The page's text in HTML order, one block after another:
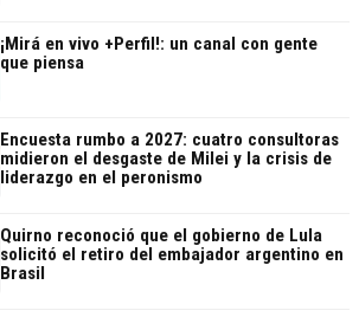
¡Mirá en vivo +Perfil!: un canal con gente
que piensa
Encuesta rumbo a 2027: cuatro consultoras
midieron el desgaste de Milei y la crisis de
liderazgo en el peronismo
Quirno reconoció que el gobierno de Lula
solicitó el retiro del embajador argentino en
Brasil